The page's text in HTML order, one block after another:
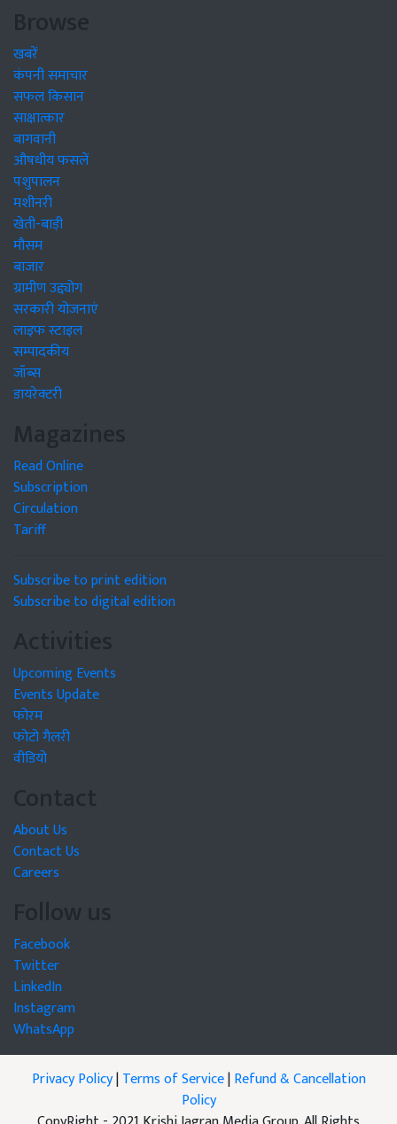
Browse
खबरें
कंपनी समाचार
सफल किसान
साक्षात्कार
बागवानी
औषधीय फसलें
पशुपालन
मशीनरी
खेती-बाड़ी
मौसम
बाजार
ग्रामीण उद्द्योग
सरकारी योजनाएं
लाइफ स्टाइल
सम्पादकीय
जॉब्स
डायरेक्टरी
Magazines
Read Online
Subscription
Circulation
Tariff
Subscribe to print edition
Subscribe to digital edition
Activities
Upcoming Events
Events Update
फोरम
फोटो गैलरी
वीडियो
Contact
About Us
Contact Us
Careers
Follow us
Facebook
Twitter
LinkedIn
Instagram
WhatsApp
Privacy Policy|Terms of Service|Refund & Cancellation
Policy